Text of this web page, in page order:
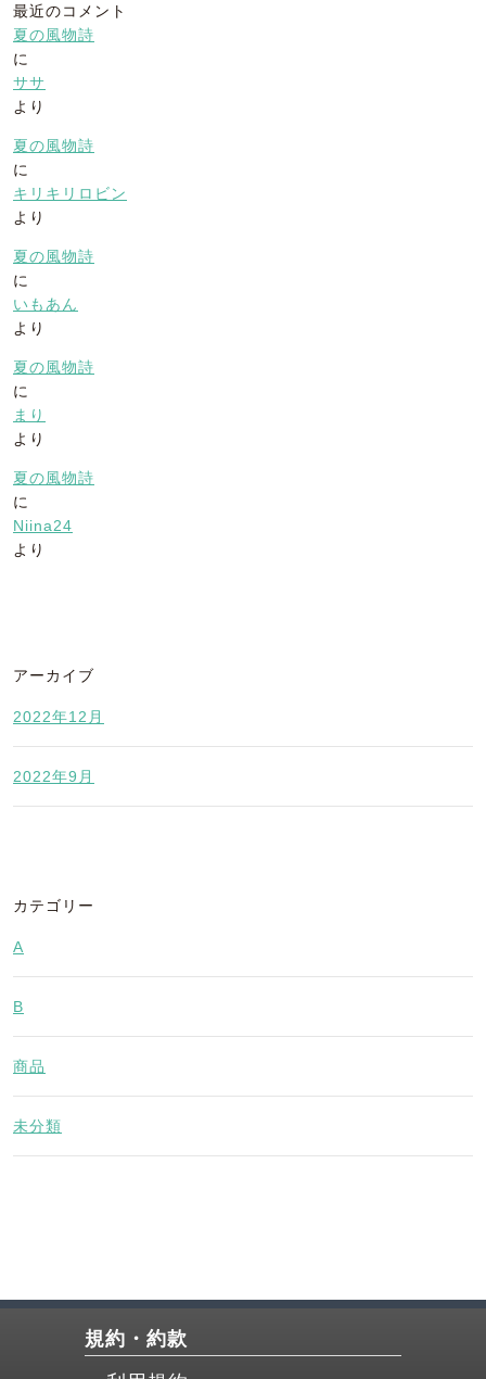
最近のコメント
夏の風物詩
に
ササ
より
夏の風物詩
に
キリキリロビン
より
夏の風物詩
に
いもあん
より
夏の風物詩
に
まり
より
夏の風物詩
に
Niina24
より
アーカイブ
2022年12月
2022年9月
カテゴリー
A
B
商品
未分類
規約・約款